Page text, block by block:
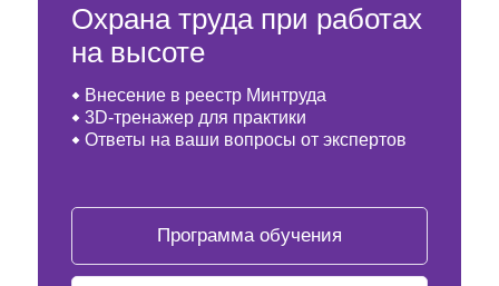
Охрана труда при работах
на высоте
Внесение в реестр Минтруда
3D-тренажер для практики
Ответы на ваши вопросы от экспертов
Программа обучения